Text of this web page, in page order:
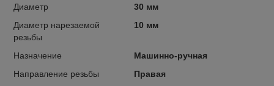
Диаметр
30 мм
Диаметр нарезаемой
резьбы
10 мм
Назначение
Машинно-ручная
Направление резьбы
Правая